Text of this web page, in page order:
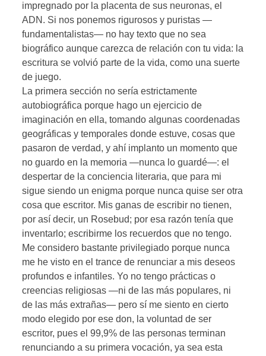
impregnado por la placenta de sus neuronas, el
ADN. Si nos ponemos rigurosos y puristas —
fundamentalistas— no hay texto que no sea
biográfico aunque carezca de relación con tu vida: la
escritura se volvió parte de la vida, como una suerte
de juego.
La primera sección no sería estrictamente
autobiográfica porque hago un ejercicio de
imaginación en ella, tomando algunas coordenadas
geográficas y temporales donde estuve, cosas que
pasaron de verdad, y ahí implanto un momento que
no guardo en la memoria —nunca lo guardé—: el
despertar de la conciencia literaria, que para mi
sigue siendo un enigma porque nunca quise ser otra
cosa que escritor. Mis ganas de escribir no tienen,
por así decir, un Rosebud; por esa razón tenía que
inventarlo; escribirme los recuerdos que no tengo.
Me considero bastante privilegiado porque nunca
me he visto en el trance de renunciar a mis deseos
profundos e infantiles. Yo no tengo prácticas o
creencias religiosas —ni de las más populares, ni
de las más extrañas— pero sí me siento en cierto
modo elegido por ese don, la voluntad de ser
escritor, pues el 99,9% de las personas terminan
renunciando a su primera vocación, ya sea esta